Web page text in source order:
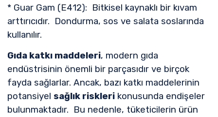
* Guar Gam (E412): Bitkisel kaynaklı bir kıvam
arttırıcıdır. Dondurma, sos ve salata soslarında
kullanılır.
Gıda katkı maddeleri, modern gıda
endüstrisinin önemli bir parçasıdır ve birçok
fayda sağlarlar. Ancak, bazı katkı maddelerinin
potansiyel sağlık riskleri konusunda endişeler
bulunmaktadır. Bu nedenle, tüketicilerin ürün